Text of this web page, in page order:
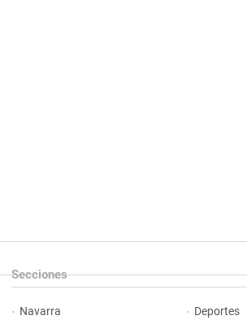
Secciones
Navarra Deportes